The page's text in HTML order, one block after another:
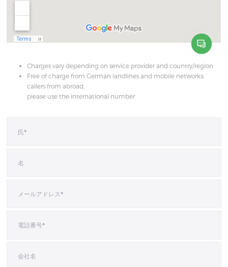
Charges vary depending on service provider and country/region
Free of charge from German landlines and mobile networks;
callers from abroad,
please use the international number